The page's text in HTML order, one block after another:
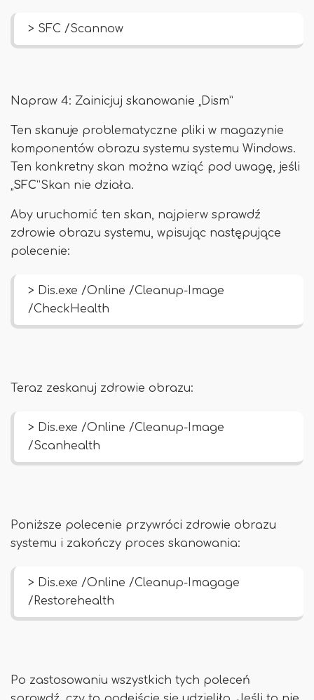
> SFC /Scannow
Napraw 4: Zainicjuj skanowanie „Dism”
Ten skanuje problematyczne pliki w magazynie
komponentów obrazu systemu systemu Windows.
Ten konkretny skan można wziąć pod uwagę, jeśli
„SFC”Skan nie działa.
Aby uruchomić ten skan, najpierw sprawdź
zdrowie obrazu systemu, wpisując następujące
polecenie:
> Dis.exe /Online /Cleanup-Image
/CheckHealth
Teraz zeskanuj zdrowie obrazu:
> Dis.exe /Online /Cleanup-Image
/Scanhealth
Poniższe polecenie przywróci zdrowie obrazu
systemu i zakończy proces skanowania:
> Dis.exe /Online /Cleanup-Imagage
/Restorehealth
Po zastosowaniu wszystkich tych poleceń